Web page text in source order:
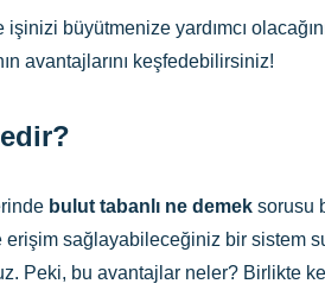
büyütmenize yardımcı
avantajlarını keşfedebilirsiniz!
bulut tabanlı ne demek sorusu
erişim sağlayabileceğiniz bir sistem
Peki, bu avantajlar neler? Birlikte